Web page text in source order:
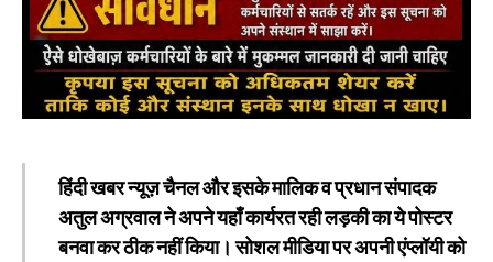
हिंदी खबर न्यूज़ चैनल और इसके मालिक व प्रधान संपादक
अतुल अग्रवाल ने अपने यहाँ कार्यरत रही लड़की का ये पोस्टर
बनवा कर ठीक नहीं किया। सोशल मीडिया पर अपनी एंप्लॉयी को